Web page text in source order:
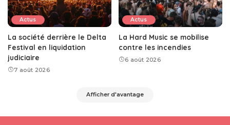
Actus
La société derrière le Delta
Festival en liquidation
judiciaire
7 août 2026
Actus
La Hard Music se mobilise
contre les incendies
6 août 2026
Afficher d'avantage